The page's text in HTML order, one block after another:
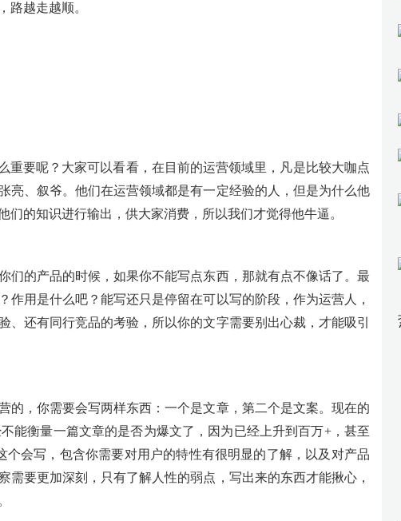
路越走越顺。
重要呢？大家可以看看，在目前的运营领域里，凡是比较大咖点
亮、叙爷。他们在运营领域都是有一定经验的人，但是为什么他
的知识进行输出，供大家消费，所以我们才觉得他牛逼。
们的产品的时候，如果你不能写点东西，那就有点不像话了。最
作用是什么吧？能写还只是停留在可以写的阶段，作为运营人，
、还有同行竞品的考验，所以你的文字需要别出心裁，才能吸引
的，你需要会写两样东西：一个是文章，第二个是文案。现在的
能衡量一篇文章的是否为爆文了，因为已经上升到百万+，甚至
会写，包含你需要对用户的特性有很明显的了解，以及对产品
需要更加深刻，只有了解人性的弱点，写出来的东西才能揪心，